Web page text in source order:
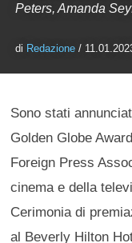
Peters, Amanda
di Redazione /
Sono stati
Golden Globe
Foreign Press
cinema e della
Cerimonia di
al Beverly Hilton